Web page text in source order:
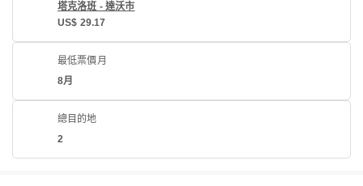
塔克洛班 - 達沃市
US$ 29.17
最低票價月
8月
總目的地
2